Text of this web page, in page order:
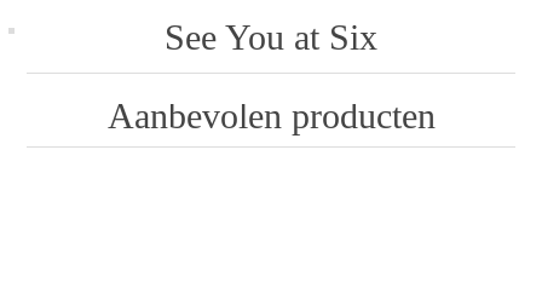
See You at Six
Aanbevolen producten